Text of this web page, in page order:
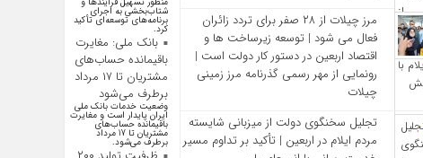
مرز چیلات از ۲۸ صفر برای تردد زائران
فعال می‌ شود | توسعه زیرساخت‌ ها و
اقتصاد اربعین در دستور کار دولت است |
رونمایی از مهر رسمی گذرنامه مرز زمینی
چیلات
تجلیل سخنگوی دولت از میزبانی شایسته
مردم ایلام در اربعین | تأکید بر تداوم مسیر
شتاب‌بخشی به اجرای
برنامه‌های توسعه‌ای تأکید
کرد.
بانک ملی: مغایرت
باقیمانده حساب‌های
مشتریان تا ۱۷ مرداد
برطرف می‌شود
وضعیت خدمات بانک ملی
ایران پایدار است و مغایرت‌
باقیمانده حساب‌های
مشتریان تا 17 مرداد
برطرف می‌شود.